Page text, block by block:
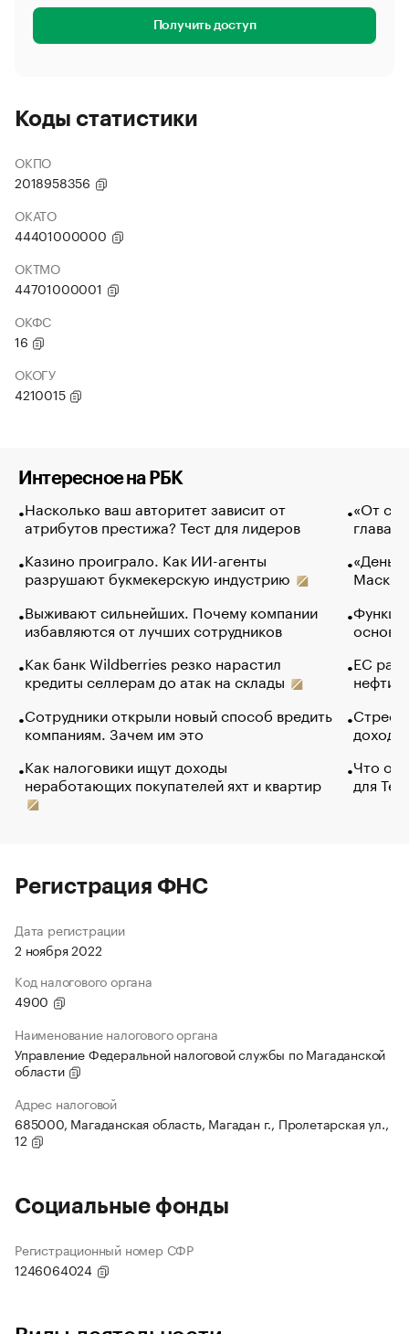
Получить доступ
Коды статистики
ОКПО
2018958356
ОКАТО
44401000000
ОКТМО
44701000001
ОКФС
16
ОКОГУ
4210015
Интересное на РБК
Насколько ваш авторитет зависит от
атрибутов престижа? Тест для лидеров
Казино проиграло. Как ИИ-агенты
разрушают букмекерскую индустрию
Выживают сильнейших. Почему компании
избавляются от лучших сотрудников
Как банк Wildberries резко нарастил
кредиты селлерам до атак на склады
Сотрудники открыли новый способ вредить
компаниям. Зачем им это
Как налоговики ищут доходы
неработающих покупателей яхт и квартир
«От
глава
Маск в
основ
ЕС
нефти
Что
для
Регистрация ФНС
Дата регистрации
2 ноября 2022
Код налогового органа
4900
Наименование налогового органа
Управление Федеральной налоговой службы по Магаданской
области
Адрес налоговой
685000, Магаданская область, Магадан г., Пролетарская ул.,
12
Социальные фонды
Регистрационный номер СФР
1246064024